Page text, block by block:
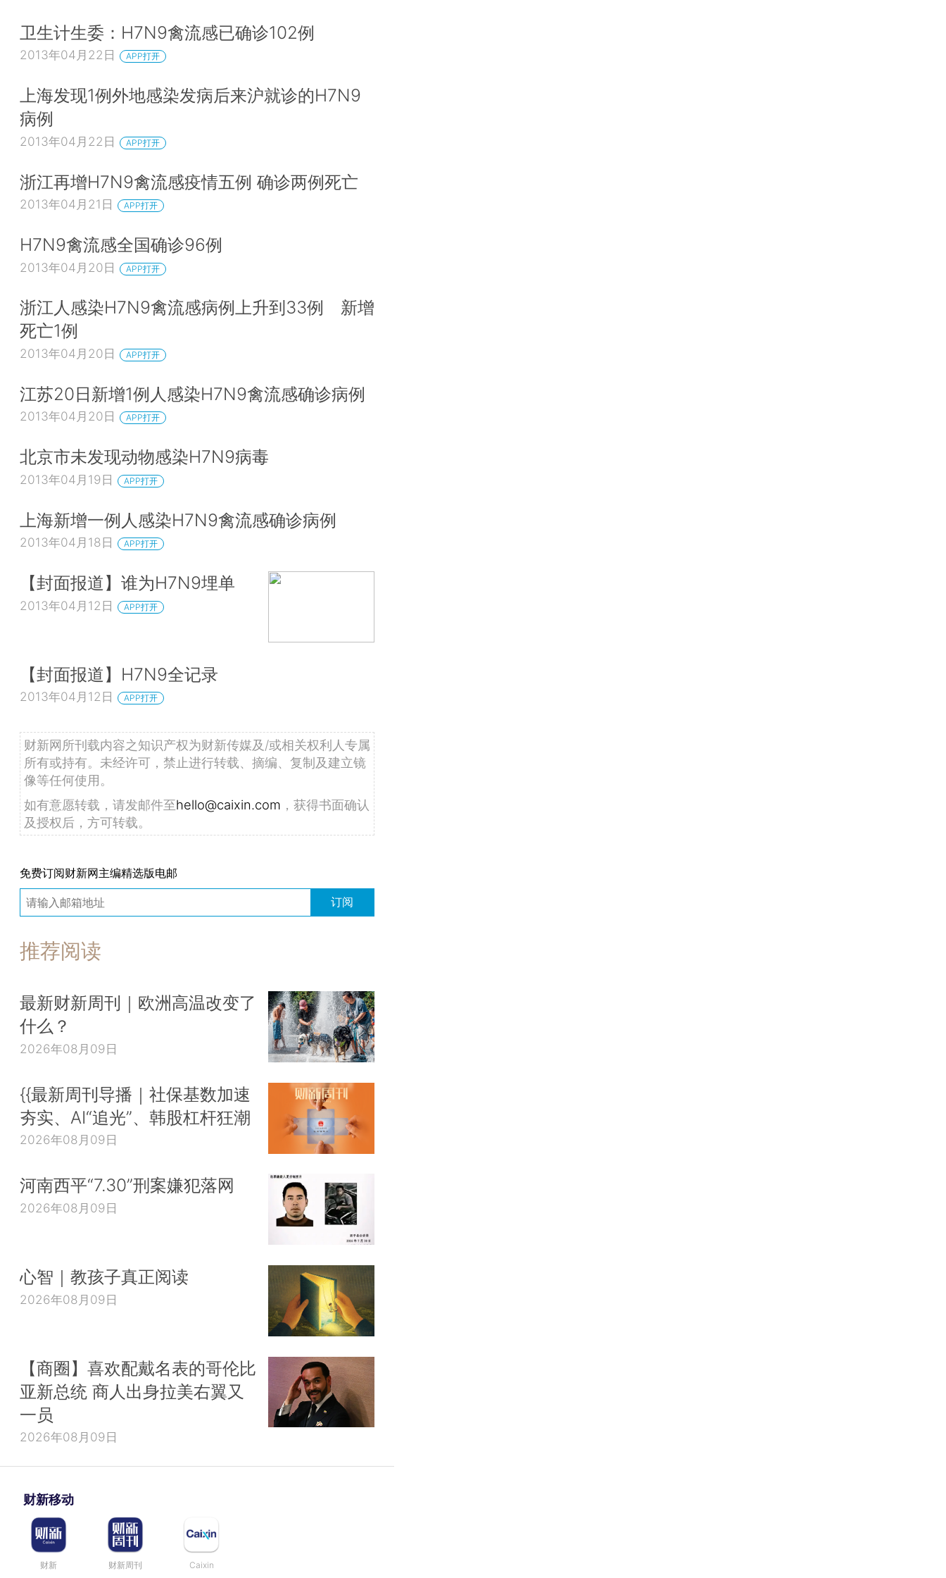
卫生计生委：H7N9禽流感已确诊102例
2013年04月22日 APP打开
上海发现1例外地感染发病后来沪就诊的H7N9
病例
2013年04月22日 APP打开
浙江再增H7N9禽流感疫情五例 确诊两例死亡
2013年04月21日 APP打开
H7N9禽流感全国确诊96例
2013年04月20日 APP打开
浙江人感染H7N9禽流感病例上升到33例 新增
死亡1例
2013年04月20日 APP打开
江苏20日新增1例人感染H7N9禽流感确诊病例
2013年04月20日 APP打开
北京市未发现动物感染H7N9病毒
2013年04月19日 APP打开
上海新增一例人感染H7N9禽流感确诊病例
2013年04月18日 APP打开
【封面报道】谁为H7N9埋单
2013年04月12日 APP打开
【封面报道】H7N9全记录
2013年04月12日 APP打开
财新网所刊载内容之知识产权为财新传媒及/或相关权利人专属
所有或持有。未经许可，禁止进行转载、摘编、复制及建立镜
像等任何使用。
如有意愿转载，请发邮件至hello@caixin.com ，获得书面确认
及授权后，方可转载。
免费订阅财新网主编精选版电邮
订阅
推荐阅读
最新财新周刊｜欧洲高温改变了
什么？
2026年08月09日
{{最新周刊导播｜社保基数加速
夯实、AI“追光”、韩股杠杆狂潮
2026年08月09日
河南西平“7.30”刑案嫌犯落网
2026年08月09日
心智｜教孩子真正阅读
2026年08月09日
【商圈】喜欢配戴名表的哥伦比
亚新总统 商人出身拉美右翼又
一员
2026年08月09日
财新移动
财新 财新周刊 Caixin